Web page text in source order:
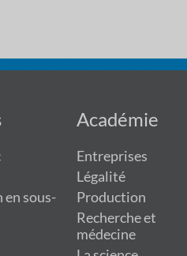
en sous-
Académie
Entreprises
Légalité
Production
Recherche et
médecine